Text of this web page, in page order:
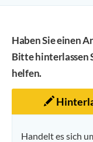
Haben Sie einen
Bitte hinterlassen
helfen.
Handelt es sich